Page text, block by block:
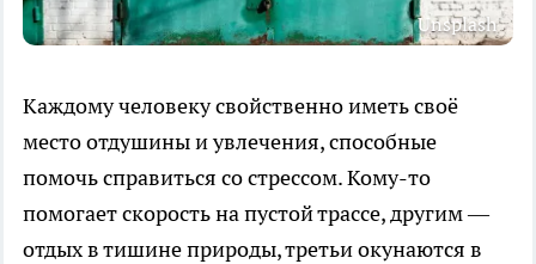
Unsplash
Каждому человеку свойственно иметь своё
место отдушины и увлечения, способные
помочь справиться со стрессом. Кому-то
помогает скорость на пустой трассе, другим —
отдых в тишине природы, третьи окунаются в